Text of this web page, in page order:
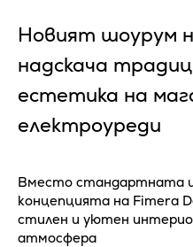
Новият шоурум
надскача
естетика на
електроуреди
Вместо стандартната
концепцията на Fimera
стилен и уютен
атмосфера